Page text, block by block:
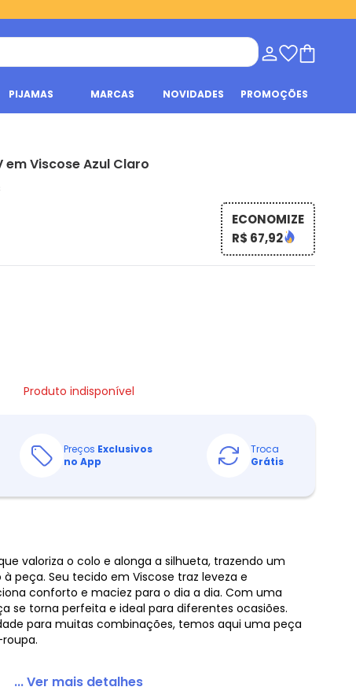
PIJAMAS MARCAS NOVIDADES PROMOÇÕES
em Viscose Azul Claro
ECONOMIZE
R$ 67,92
Produto indisponível
Preços Exclusivos
no App
Troca
Grátis
valoriza o colo e alonga a silhueta, trazendo um
peça. Seu tecido em Viscose traz leveza e
conforto e maciez para o dia a dia. Com uma
se torna perfeita e ideal para diferentes ocasiões.
para muitas combinações, temos aqui uma peça
... Ver mais detalhes